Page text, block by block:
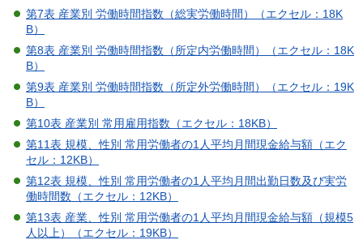
第7表 産業別 労働時間指数（総実労働時間）（エクセル：18K
B）
第8表 産業別 労働時間指数（所定内労働時間）（エクセル：18K
B）
第9表 産業別 労働時間指数（所定外労働時間）（エクセル：19K
B）
第10表 産業別 常用雇用指数（エクセル：18KB）
第11表 規模、性別 常用労働者の1人平均月間現金給与額（エク
セル：12KB）
第12表 規模、性別 常用労働者の1人平均月間出勤日数及び実労
働時間数（エクセル：12KB）
第13表 産業、性別 常用労働者の1人平均月間現金給与額（規模5
人以上）（エクセル：19KB）